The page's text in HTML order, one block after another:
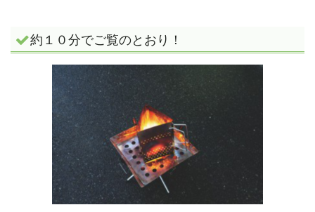
約１０分でご覧のとおり！